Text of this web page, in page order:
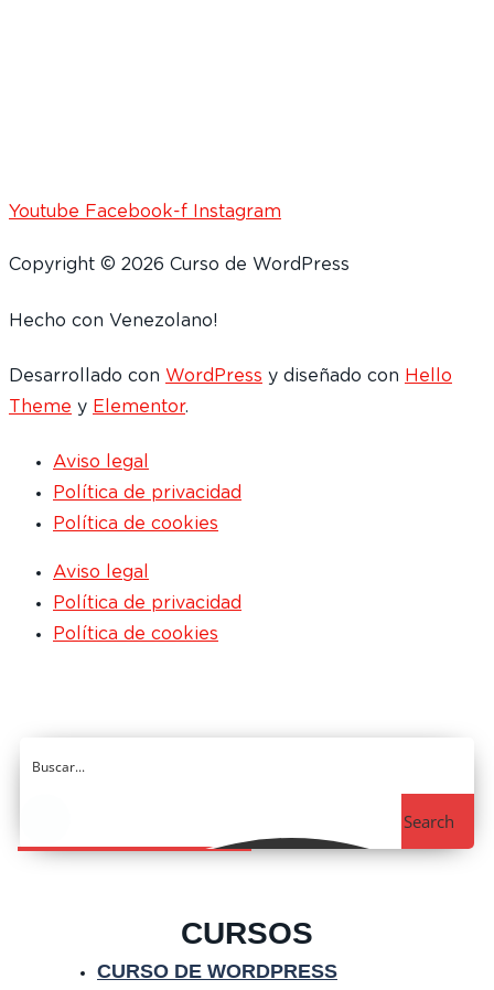
Youtube Facebook-f Instagram
Copyright © 2026 Curso de WordPress
Hecho con Venezolano!
Desarrollado con WordPress y diseñado con Hello
Theme y Elementor.
Aviso legal
Política de privacidad
Política de cookies
Aviso legal
Política de privacidad
Política de cookies
Search
CURSOS
CURSO DE WORDPRESS